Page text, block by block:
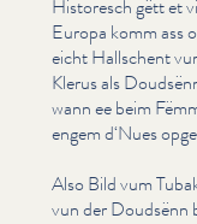
Historesch gëtt et
Europa komm ass
eicht Hallschent
Klerus als
wann ee beim
engem d‘Nues
Also Bild vum
vun der Doudsënn